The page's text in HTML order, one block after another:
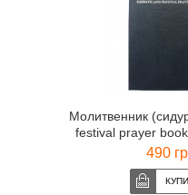
Молитвенник
festival prayer book
490